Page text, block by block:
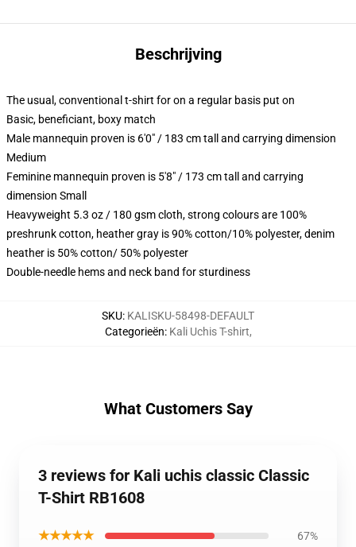
Beschrijving
The usual, conventional t-shirt for on a regular basis put on
Basic, beneficiant, boxy match
Male mannequin proven is 6'0" / 183 cm tall and carrying dimension
Medium
Feminine mannequin proven is 5'8" / 173 cm tall and carrying
dimension Small
Heavyweight 5.3 oz / 180 gsm cloth, strong colours are 100%
preshrunk cotton, heather gray is 90% cotton/10% polyester, denim
heather is 50% cotton/ 50% polyester
Double-needle hems and neck band for sturdiness
SKU: KALISKU-58498-DEFAULT
Categorieën: Kali Uchis T-shirt,
What Customers Say
3 reviews for Kali uchis classic Classic
T-Shirt RB1608
★★★★★ 67%